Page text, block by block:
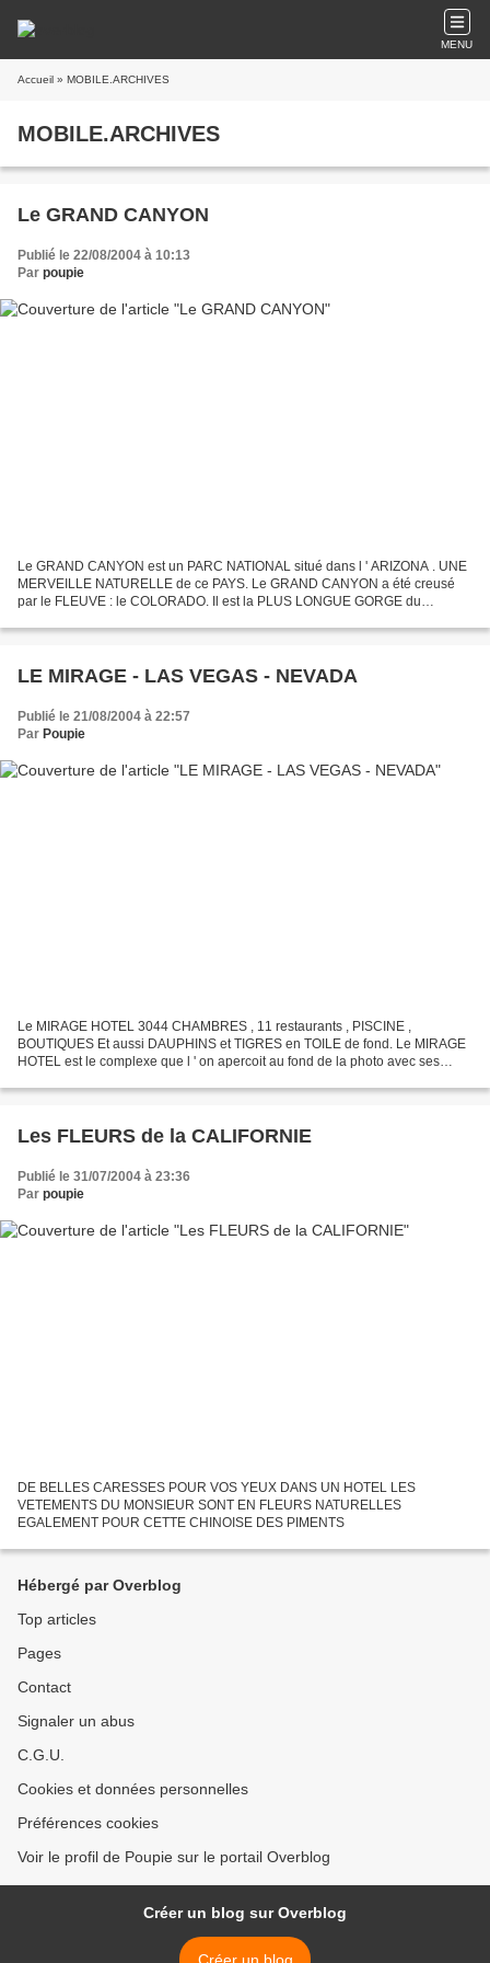
MENU
Accueil » MOBILE.ARCHIVES
MOBILE.ARCHIVES
Le GRAND CANYON
Publié le 22/08/2004 à 10:13
Par poupie
Le GRAND CANYON est un PARC NATIONAL situé dans l ' ARIZONA . UNE
MERVEILLE NATURELLE de ce PAYS. Le GRAND CANYON a été creusé
par le FLEUVE : le COLORADO. Il est la PLUS LONGUE GORGE du
LE MIRAGE - LAS VEGAS - NEVADA
Publié le 21/08/2004 à 22:57
Par Poupie
Le MIRAGE HOTEL 3044 CHAMBRES , 11 restaurants , PISCINE ,
BOUTIQUES Et aussi DAUPHINS et TIGRES en TOILE de fond. Le MIRAGE
HOTEL est le complexe que l ' on apercoit au fond de la photo avec ses
Les FLEURS de la CALIFORNIE
Publié le 31/07/2004 à 23:36
Par poupie
DE BELLES CARESSES POUR VOS YEUX DANS UN HOTEL LES
VETEMENTS DU MONSIEUR SONT EN FLEURS NATURELLES
EGALEMENT POUR CETTE CHINOISE DES PIMENTS
Hébergé par Overblog
Top articles
Pages
Contact
Signaler un abus
C.G.U.
Cookies et données personnelles
Préférences cookies
Voir le profil de Poupie sur le portail Overblog
Créer un blog sur Overblog